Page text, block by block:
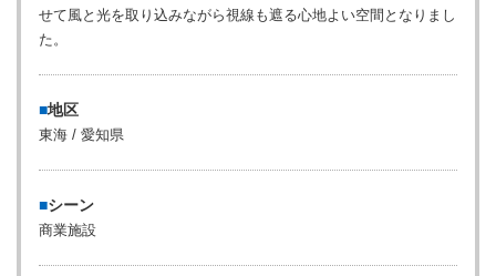
せて風と光を取り込みながら視線も遮る心地よい空間となりまし
た。
地区
東海 / 愛知県
シーン
商業施設